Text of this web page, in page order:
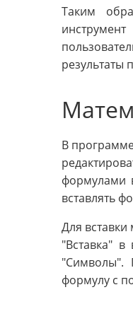
Таким
результаты
В
формулами
вставлять
Для
"Вставка"
"Символы".
формулу с